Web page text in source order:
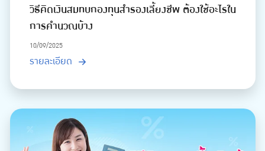
วิธีคิดเงินสมทบกองทุนสำรองเลี้ยงชีพ ต้องใช้อะไรใน
การคำนวณบ้าง
10/09/2025
รายละเอียด